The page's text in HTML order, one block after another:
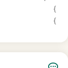
}
}